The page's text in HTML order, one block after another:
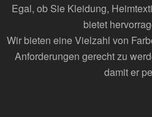
Egal, ob Sie Kleidung,
bietet
Wir bieten eine Vielzahl von
Anforderungen gerecht zu
damit er